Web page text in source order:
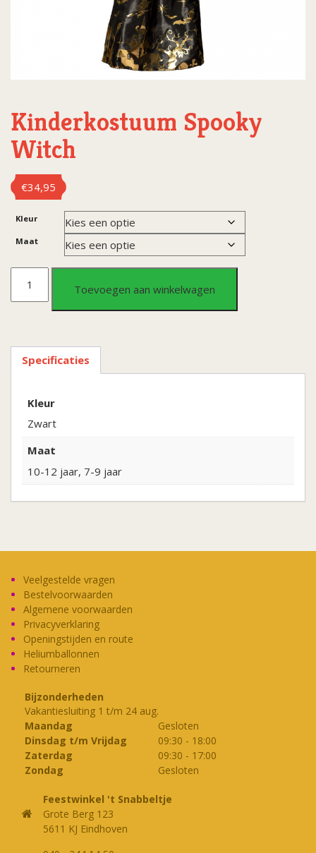
Kinderkostuum Spooky
Witch
€34,95
Kleur
Maat
Kinderkostuum
aantal
Toevoegen aan winkelwagen
Specificaties
Kleur
Zwart
Maat
10-12 jaar, 7-9 jaar
Veelgestelde vragen
Bestelvoorwaarden
Algemene voorwaarden
Privacyverklaring
Openingstijden en route
Heliumballonnen
Retourneren
Bijzonderheden
Vakantiesluiting 1 t/m 24 aug.
Maandag
Gesloten
Dinsdag t/m Vrijdag
09:30 - 18:00
Zaterdag
09:30 - 17:00
Zondag
Gesloten
Feestwinkel 't Snabbeltje
Grote Berg 123
5611 KJ Eindhoven